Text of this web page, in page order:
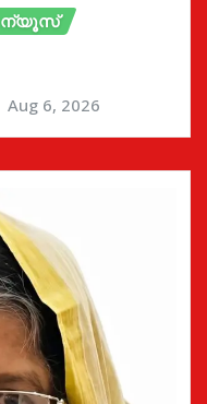
ന്യൂസ്
Aug 6, 2026